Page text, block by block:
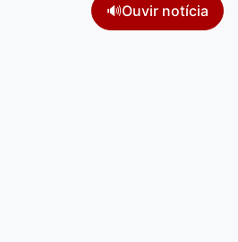
🔊Ouvir notícia